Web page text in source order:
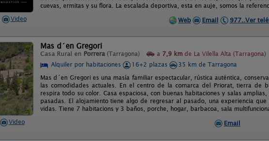
Video
cuevas, ermitas y su flora. La escalada deportiva, esta en auje, somos la
Web
Email 977..Ver
Video
Mas d´en Gregori
Casa Rural en Porrera (Tarragona) a 7,9 km de La Vilella Alta (Tarragona)
Alquiler por habitaciones
16+2 plazas
35 km de Tarragona
Mas d´en Gregori es una masía familiar espectacular, rústica auténtica,
las comodidades actuales. En el centro de la comarca del Priorat, tierra de
respira todo su color. Casa espaciosa, con buenas habitaciones y salas
pasadas. El alojamiento tiene algo de regresar al pasado, una experiencia
vidas. Tiene 7 habitacions y 3 baños, porche, hogar, barbacoa, sala
Email